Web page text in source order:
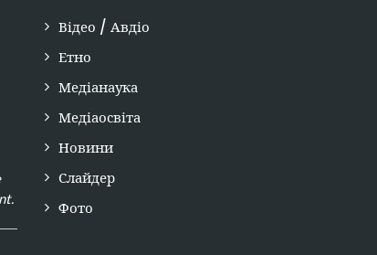
Відео / Авдіо
Етно
Медіанаука
Медіаосвіта
Новини
Слайдер
Фото